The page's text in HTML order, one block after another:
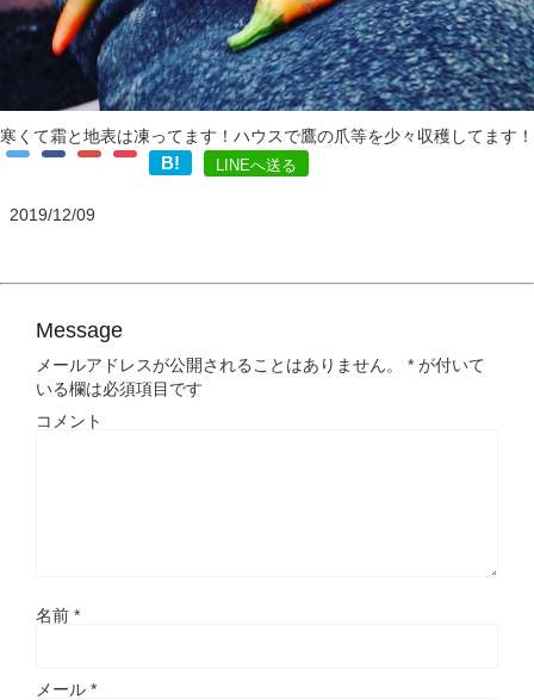
寒くて霜と地表は凍ってます！ハウスで鷹の爪等を少々収穫してます！
B! LINEへ送る
2019/12/09
Message
メールアドレスが公開されることはありません。 * が付いて
いる欄は必須項目です
コメント
名前 *
メール *